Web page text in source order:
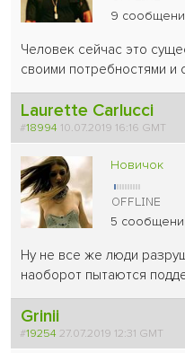
9
Человек сейчас это
своими потребностями и
Laurette Carlucci
#18994 10.07.2019 16:16 GMT
Новичок
5
Ну не все же люди
наоборот пытаются
Grinii
#19254 27.07.2019 12:31 GMT